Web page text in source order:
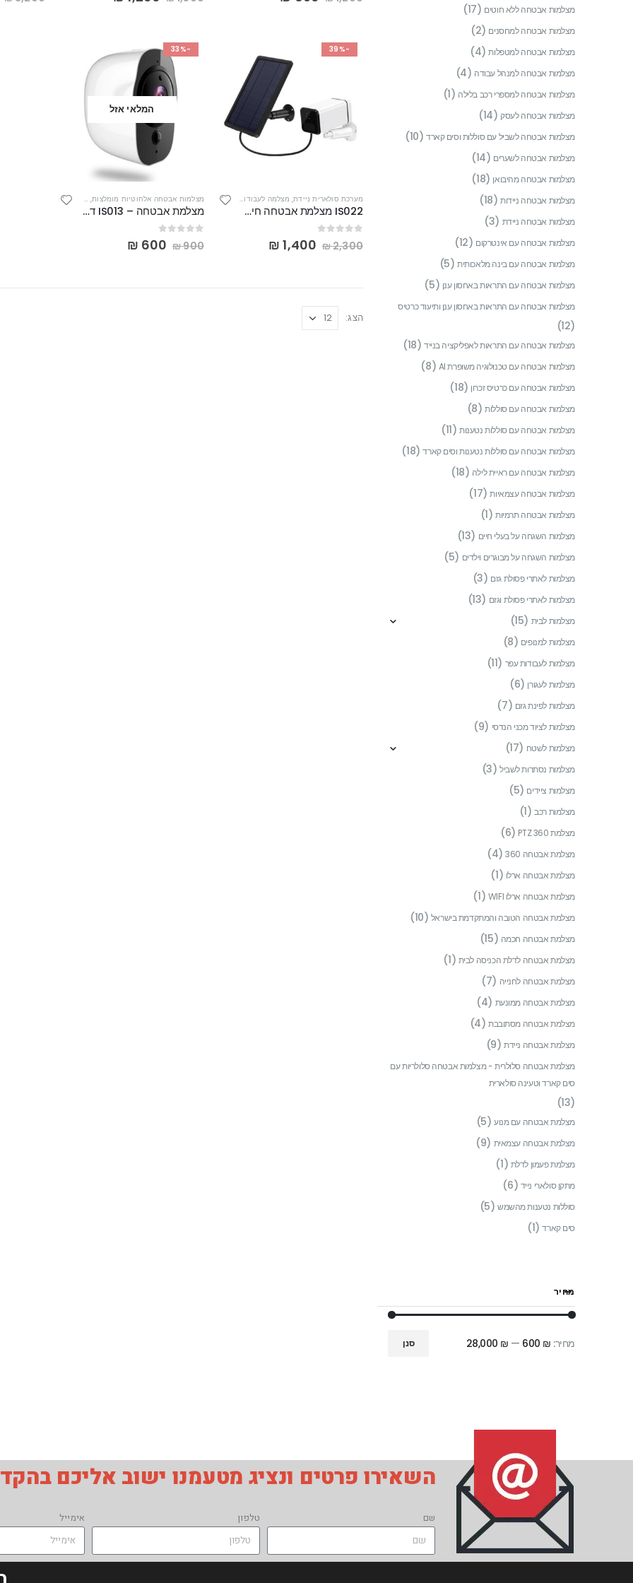
-39%
מערכת סולארית ניידת, מצלמה לעבודות עפר ,מצלמות אבטחה אלחוטיות מומלצות,מצלמות אבטחה חיצוניות
IS022 מצלמת אבטחה חיצונית אלחוטית מקצועית סלולרית סולארית עצמאית ניידת אוטונומית WIFI +3/4G
₪2,300
₪ 1,400
-33%
המלאי אזל
מצלמות אבטחה אלחוטיות מומלצות, מצלמות אבטחה בגן ילדים
מצלמת אבטחה – IS013 דמוי ארלו מצלמה אלחוטית 2M WIFI עם סוללות פנימיות נטענות – ארוכות טווח FULL HD לכל מטרה ARLO SEMI
₪900
₪ 600
הצג:
מצלמות אבטחה ללא חוטים (17)
מצלמות אבטחה למחסנים (2)
מצלמות אבטחה למטפלות (4)
מצלמות אבטחה למנהל עבודה (4)
מצלמות אבטחה למספרי רכב בלילה (1)
מצלמות אבטחה לעסק (14)
מצלמות אבטחה לשביל עם סוללות וסים קארד (10)
מצלמות אבטחה לשערים (14)
מצלמות אבטחה מהיבואן (18)
מצלמות אבטחה ניידות (18)
מצלמות אבטחה ניידת (3)
מצלמות אבטחה עם אינטרקום (12)
מצלמות אבטחה עם בינה מלאכותית (5)
מצלמות אבטחה עם התראות באחסון ענן (5)
מצלמות אבטחה עם התראות באחסון ענן ותיעוד כרטיס
(12)
מצלמות אבטחה עם התראות לאפליקציה בנייד (18)
מצלמות אבטחה עם טכנולוגיה משופרת AI (8)
מצלמות אבטחה עם כרטיס זכרון (18)
מצלמות אבטחה עם סוללות (8)
מצלמות אבטחה עם סוללות נטענות (11)
מצלמות אבטחה עם סוללות נטענות וסים קארד (18)
מצלמות אבטחה עם ראיית לילה (18)
מצלמות אבטחה עצמאיות (17)
מצלמות אבטחה תרמיות (1)
מצלמות השגחה על בעלי חיים (13)
מצלמות השגחה על מבוגרים וילדים (5)
מצלמות לאתרי פסולת גזם (3)
מצלמות לאתרי פסולת וגזם (13)
מצלמות לבית (15)
מצלמות למנופים (8)
מצלמות לעבודות עפר (11)
מצלמות לעגורן (6)
מצלמות לפינת גזם (7)
מצלמות לציוד מכני הנדסי (9)
מצלמות לשטח (17)
מצלמות נסתרות לשביל (3)
מצלמות ציידים (5)
מצלמות רכב (1)
מצלמת PTZ 360 (6)
מצלמת אבטחה 360 (4)
מצלמת אבטחה ארלו (1)
מצלמת אבטחה ארלו WIFI (1)
מצלמת אבטחה הטובה והמתקדמת בישראל (10)
מצלמת אבטחה חכמה (15)
מצלמת אבטחה לדלת הכניסה לבית (1)
מצלמת אבטחה לחנייה (7)
מצלמת אבטחה ממונעת (4)
מצלמת אבטחה מסתובבת (4)
מצלמת אבטחה ניידת (9)
מצלמת אבטחה סלולרית - מצלמות אבטחה סלולריות עם
סים קארד וטעינה סולארית
(13)
מצלמת אבטחה עם מנוע (5)
מצלמת אבטחה עצמאית (9)
מצלמת פעמון לדלת (1)
מתקן סולארי נייד (6)
סוללות נטענות מהשמש (5)
סים קארד (1)
מחיר
סנן מחיר: ₪ 600
—
₪ 28,000
השאירו פרטים ונציג מטעמנו ישוב אליכם
שם טלפון אימייל